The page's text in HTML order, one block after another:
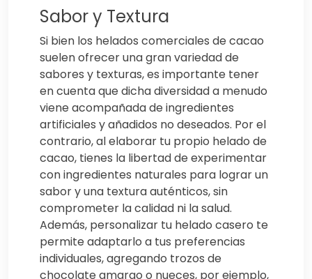
Sabor y Textura
Si bien los helados comerciales de cacao
suelen ofrecer una gran variedad de
sabores y texturas, es importante tener
en cuenta que dicha diversidad a menudo
viene acompañada de ingredientes
artificiales y añadidos no deseados. Por el
contrario, al elaborar tu propio helado de
cacao, tienes la libertad de experimentar
con ingredientes naturales para lograr un
sabor y una textura auténticos, sin
comprometer la calidad ni la salud.
Además, personalizar tu helado casero te
permite adaptarlo a tus preferencias
individuales, agregando trozos de
chocolate amargo o nueces, por ejemplo,